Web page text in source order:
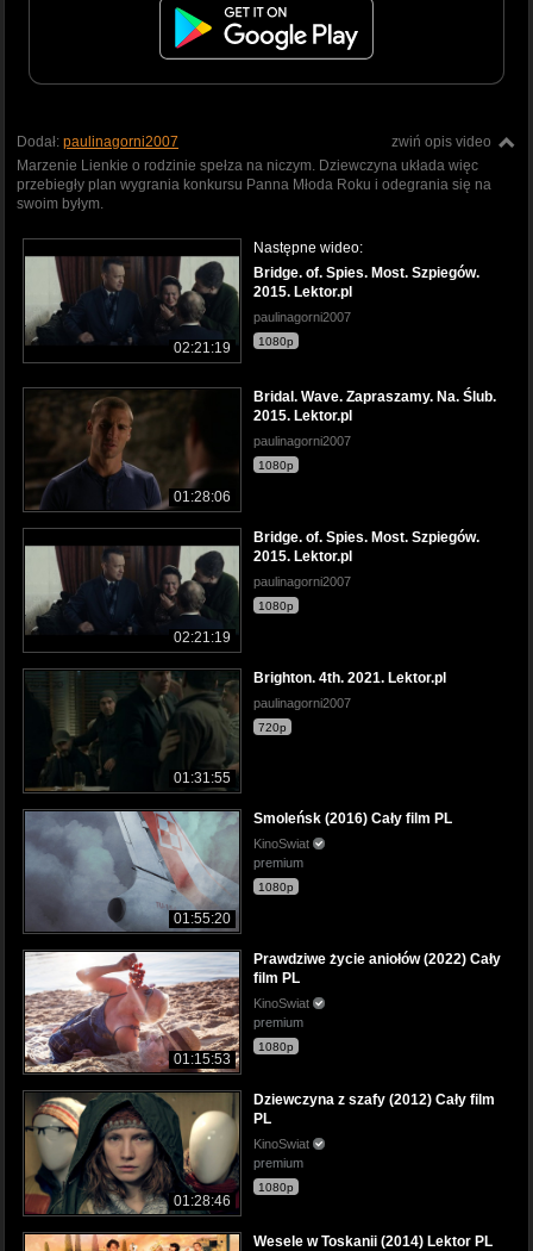
zwiń opis video
Dodał: paulinagorni2007
Marzenie Lienkie o rodzinie spełza na niczym. Dziewczyna układa więc
przebiegły plan wygrania konkursu Panna Młoda Roku i odegrania się na
swoim byłym.
02:21:19
Następne wideo:
Bridge. of. Spies. Most. Szpiegów.
2015. Lektor.pl
paulinagorni2007
1080p
01:28:06
Bridal. Wave. Zapraszamy. Na. Ślub.
2015. Lektor.pl
paulinagorni2007
1080p
02:21:19
Bridge. of. Spies. Most. Szpiegów.
2015. Lektor.pl
paulinagorni2007
1080p
01:31:55
Brighton. 4th. 2021. Lektor.pl
paulinagorni2007
720p
01:55:20
Smoleńsk (2016) Cały film PL
KinoSwiat
premium
1080p
01:15:53
Prawdziwe życie aniołów (2022) Cały
film PL
KinoSwiat
premium
1080p
01:28:46
Dziewczyna z szafy (2012) Cały film
PL
KinoSwiat
premium
1080p
Wesele w Toskanii (2014) Lektor PL